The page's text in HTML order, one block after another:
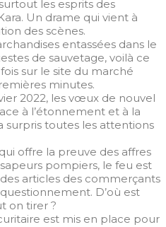
les esprits des
Un drame qui vient à
des scènes.
entassées dans le
de sauvetage, voilà ce
sur le site du marché
minutes.
2022, les vœux de nouvel
à l’étonnement et à la
surpris toutes les attentions
offre la preuve des affres
pompiers, le feu est
articles des commerçants
D’où est
on tirer ?
est mis en place pour